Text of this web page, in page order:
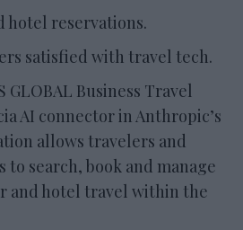
hotel reservations.
satisfied with travel tech.
GLOBAL Business Travel
AI connector in Anthropic’s
allows travelers and
to search, book and manage
and hotel travel within the